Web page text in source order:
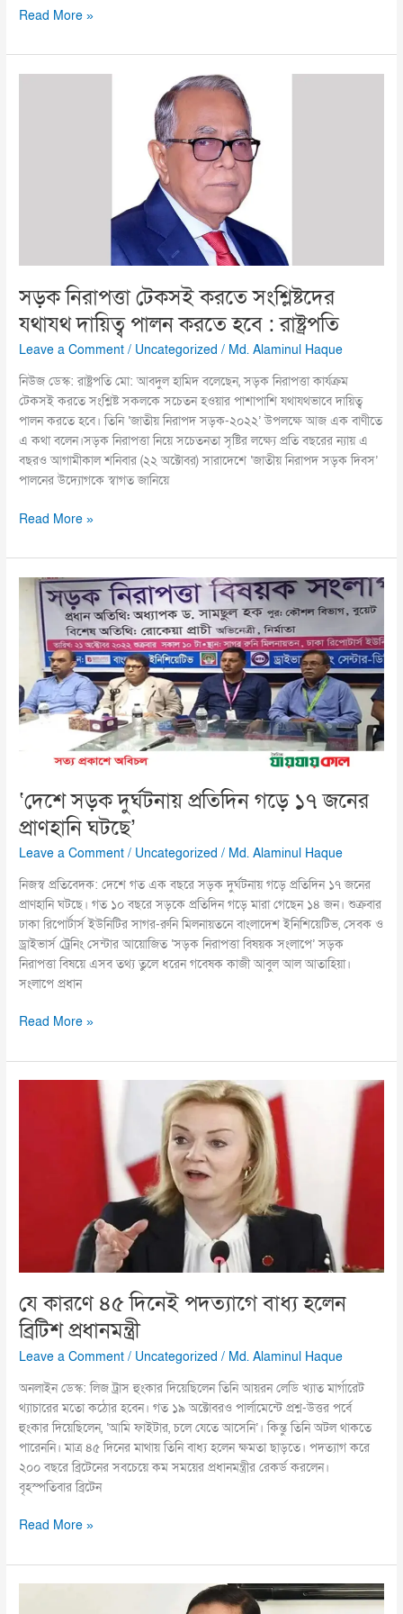
Read More »
সড়ক নিরাপত্তা টেকসই করতে সংশ্লিষ্টদের
যথাযথ দায়িত্ব পালন করতে হবে : রাষ্ট্রপতি
Leave a Comment / Uncategorized / Md. Alaminul Haque
নিউজ ডেস্ক: রাষ্ট্রপতি মো: আবদুল হামিদ বলেছেন, সড়ক নিরাপত্তা কার্যক্রম
টেকসই করতে সংশ্লিষ্ট সকলকে সচেতন হওয়ার পাশাপাশি যথাযথভাবে দায়িত্ব
পালন করতে হবে। তিনি ‘জাতীয় নিরাপদ সড়ক-২০২২’ উপলক্ষে আজ এক বাণীতে
এ কথা বলেন।সড়ক নিরাপত্তা নিয়ে সচেতনতা সৃষ্টির লক্ষ্যে প্রতি বছরের ন্যায় এ
বছরও আগামীকাল শনিবার (২২ অক্টোবর) সারাদেশে ‘জাতীয় নিরাপদ সড়ক দিবস’
পালনের উদ্যোগকে স্বাগত জানিয়ে
রাষ্ট্রপতি
Read More »
‘দেশে সড়ক দুর্ঘটনায় প্রতিদিন গড়ে ১৭ জনের
প্রাণহানি ঘটছে’
Leave a Comment / Uncategorized / Md. Alaminul Haque
নিজস্ব প্রতিবেদক: দেশে গত এক বছরে সড়ক দুর্ঘটনায় গড়ে প্রতিদিন ১৭ জনের
প্রাণহানি ঘটছে। গত ১০ বছরে সড়কে প্রতিদিন গড়ে মারা গেছেন ১৪ জন। শুক্রবার
ঢাকা রিপোর্টার্স ইউনিটির সাগর-রুনি মিলনায়তনে বাংলাদেশ ইনিশিয়েটিভ, সেবক ও
ড্রাইভার্স ট্রেনিং সেন্টার আয়োজিত ‘সড়ক নিরাপত্তা বিষয়ক সংলাপে’ সড়ক
নিরাপত্তা বিষয়ে এসব তথ্য তুলে ধরেন গবেষক কাজী আবুল আল আতাহিয়া।
সংলাপে প্রধান
‘দেশে
সড়ক
দুর্ঘটনায়
প্রতিদিন
১৭
জনের
প্রাণহানি
Read More »
যে কারণে ৪৫ দিনেই পদত্যাগে বাধ্য হলেন
ব্রিটিশ প্রধানমন্ত্রী
Leave a Comment / Uncategorized / Md. Alaminul Haque
অনলাইন ডেস্ক: লিজ ট্রাস হুংকার দিয়েছিলেন তিনি আয়রন লেডি খ্যাত মার্গারেট
থ্যাচারের মতো কঠোর হবেন। গত ১৯ অক্টোবরও পার্লামেন্টে প্রশ্ন-উত্তর পর্বে
হুংকার দিয়েছিলেন, ‘আমি ফাইটার, চলে যেতে আসেনি’। কিন্তু তিনি অটল থাকতে
পারেননি। মাত্র ৪৫ দিনের মাথায় তিনি বাধ্য হলেন ক্ষমতা ছাড়তে। পদত্যাগ করে
২০০ বছরে ব্রিটেনের সবচেয়ে কম সময়ের প্রধানমন্ত্রীর রেকর্ড করলেন।
বৃহস্পতিবার ব্রিটেন
Read More »